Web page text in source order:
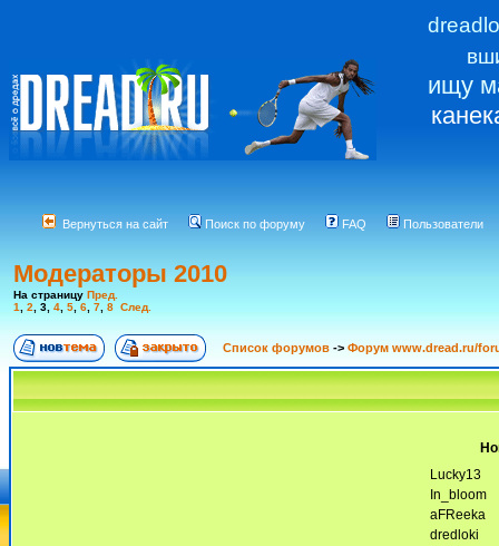
ищу
Вернуться на сайт Поиск по форуму FAQ Пользователи
Модераторы 2010
На страницу Пред.
1
2 3 4 5 6 7 8 След.
Список форумов -> Форум www.dread.ru/
Lucky13
In_bloom
aFReeka
dredloki